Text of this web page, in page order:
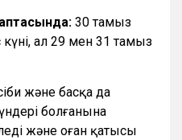
30 тамыз
ал 29 мен 31 тамыз
және басқа да
болғанына
және оған қатысы